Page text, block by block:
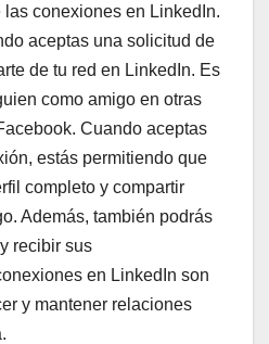
las conexiones en LinkedIn.
aceptas una solicitud de
de tu red en LinkedIn. Es
como amigo en otras
Cuando aceptas
estás permitiendo que
completo y compartir
Además, también podrás
recibir sus
en LinkedIn son
y mantener relaciones